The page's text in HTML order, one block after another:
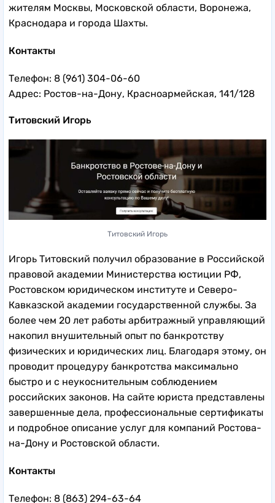
жителям Москвы, Московской области, Воронежа,
Краснодара и города Шахты.
Контакты
Телефон: 8 (961) 304-06-60
Адрес: Ростов-на-Дону, Красноармейская, 141/128
Титовский Игорь
Титовский Игорь
Игорь Титовский получил образование в Российской
правовой академии Министерства юстиции РФ,
Ростовском юридическом институте и Северо-
Кавказской академии государственной службы. За
более чем 20 лет работы арбитражный управляющий
накопил внушительный опыт по банкротству
физических и юридических лиц. Благодаря этому, он
проводит процедуру банкротства максимально
быстро и с неукоснительным соблюдением
российских законов. На сайте юриста представлены
завершенные дела, профессиональные сертификаты
и подробное описание услуг для компаний Ростова-
на-Дону и Ростовской области.
Контакты
Телефон: 8 (863) 294-63-64